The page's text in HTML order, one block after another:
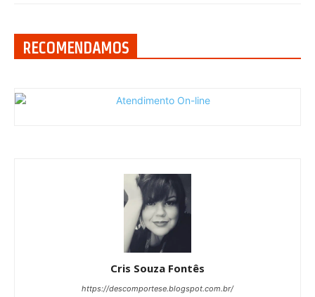
RECOMENDAMOS
Cris Souza Fontês
https://descomportese.blogspot.com.br/